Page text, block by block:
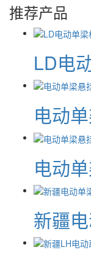
推荐产品
LD电
电动
电动
新疆